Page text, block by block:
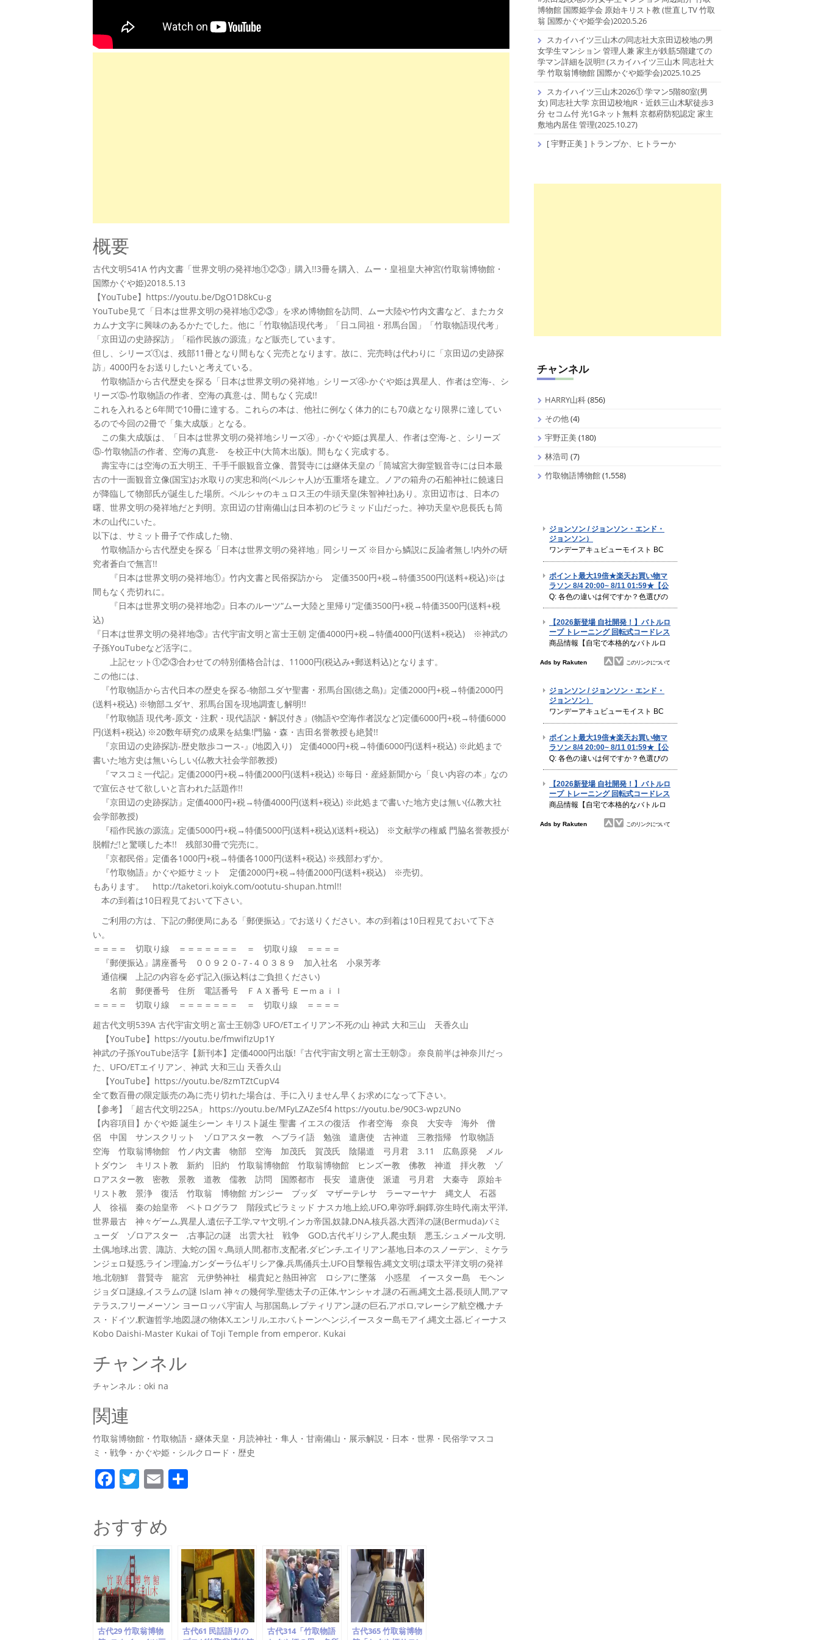
概要
古代文明541A 竹内文書「世界文明の発祥地①②③」購入!!3冊を購入、ムー・皇祖皇大神宮(竹取翁博物館・
国際かぐや姫)2018.5.13
【YouTube】https://youtu.be/DgO1D8kCu-g
YouTube見て「日本は世界文明の発祥地①②③」を求め博物館を訪問、ムー大陸や竹内文書など、またカタ
カムナ文字に興味のあるかたでした。他に「竹取物語現代考」「日ユ同祖・邪馬台国」「竹取物語現代考」
「京田辺の史跡探訪」「稲作民族の源流」など販売しています。
但し、シリーズ①は、残部11冊となり間もなく完売となります。故に、完売時は代わりに「京田辺の史跡探
訪」4000円をお送りしたいと考えている。
竹取物語から古代歴史を探る「日本は世界文明の発祥地」シリーズ④-かぐや姫は異星人、作者は空海-、シ
リーズ⑤-竹取物語の作者、空海の真意-は、間もなく完成!!
これを入れると6年間で10冊に達する。これらの本は、他社に例なく体力的にも70歳となり限界に達してい
るので今回の2冊で「集大成版」となる。
この集大成版は、「日本は世界文明の発祥地シリーズ④」-かぐや姫は異星人、作者は空海-と、シリーズ
⑤-竹取物語の作者、空海の真意- を校正中(大筒木出版)。間もなく完成する。
壽宝寺には空海の五大明王、千手千眼観音立像、普賢寺には継体天皇の「筒城宮大御堂観音寺には日本最
古の十一面観音立像(国宝)お水取りの実忠和尚(ペルシャ人)が五重塔を建立。ノアの箱舟の石船神社に饒速日
が降臨して物部氏が誕生した場所。ペルシャのキュロス王の牛頭天皇(朱智神社)あり。京田辺市は、日本の
曙、世界文明の発祥地だと判明。京田辺の甘南備山は日本初のピラミッド山だった。神功天皇や息長氏も筒
木の山代にいた。
以下は、サミット冊子で作成した物、
竹取物語から古代歴史を探る「日本は世界文明の発祥地」同シリーズ ※目から鱗説に反論者無し!内外の研
究者蒼白で無言!!
『日本は世界文明の発祥地①』竹内文書と民俗探訪から 定価3500円+税→特価3500円(送料+税込)※は
間もなく売切れに。
『日本は世界文明の発祥地②』日本のルーツ“ムー大陸と里帰り”定価3500円+税→特価3500円(送料+税
込)
『日本は世界文明の発祥地③』古代宇宙文明と富士王朝 定価4000円+税→特価4000円(送料+税込) ※神武の
子孫YouTubeなど活字に。
上記セット①②③合わせての特別価格合計は、11000円(税込み+郵送料込)となります。
この他には、
『竹取物語から古代日本の歴史を探る-物部ユダヤ聖書・邪馬台国(徳之島)』定価2000円+税→特価2000円
(送料+税込) ※物部ユダヤ、邪馬台国を現地調査し解明!!
『竹取物語 現代考-原文・注釈・現代語訳・解説付き』(物語や空海作者説など)定価6000円+税→特価6000
円(送料+税込) ※20数年研究の成果を結集!門脇・森・吉田名誉教授も絶賛!!
『京田辺の史跡探訪-歴史散歩コース-』(地図入り) 定価4000円+税→特価6000円(送料+税込) ※此処まで
書いた地方史は無いらしい(仏教大社会学部教授)
『マスコミ一代記』定価2000円+税→特価2000円(送料+税込) ※毎日・産経新聞から「良い内容の本」なの
で宣伝させて欲しいと言われた話題作!!
『京田辺の史跡探訪』定価4000円+税→特価4000円(送料+税込) ※此処まで書いた地方史は無い(仏教大社
会学部教授)
『稲作民族の源流』定価5000円+税→特価5000円(送料+税込)(送料+税込) ※文献学の権威 門脇名誉教授が
脱帽だ!と驚嘆した本!! 残部30冊で完売に。
『京都民俗』定価各1000円+税→特価各1000円(送料+税込) ※残部わずか。
『竹取物語』かぐや姫サミット 定価2000円+税→特価2000円(送料+税込) ※売切。
もあります。 http://taketori.koiyk.com/ootutu-shupan.html!!
本の到着は10日程見ておいて下さい。
ご利用の方は、下記の郵便局にある「郵便振込」でお送りください。本の到着は10日程見ておいて下さ
い。
＝＝＝＝ 切取り線 ＝＝＝＝＝＝＝ ＝ 切取り線 ＝＝＝＝
『郵便振込』講座番号 ００９２０-７-４０３８９ 加入社名 小泉芳孝
通信欄 上記の内容を必ず記入(振込料はご負担ください)
名前 郵便番号 住所 電話番号 ＦＡＸ番号 Ｅーｍａｉｌ
＝＝＝＝ 切取り線 ＝＝＝＝＝＝＝ ＝ 切取り線 ＝＝＝＝
超古代文明539A 古代宇宙文明と富士王朝③ UFO/ETエイリアン不死の山 神武 大和三山 天香久山
【YouTube】https://youtu.be/fmwifIzUp1Y
神武の子孫YouTube活字【新刊本】定価4000円出版!『古代宇宙文明と富士王朝③』 奈良前半は神奈川だっ
た、UFO/ETエイリアン、神武 大和三山 天香久山
【YouTube】https://youtu.be/8zmTZtCupV4
全て数百冊の限定販売の為に売り切れた場合は、手に入りません早くお求めになって下さい。
【参考】「超古代文明225A」 https://youtu.be/MFyLZAZe5f4 https://youtu.be/90C3-wpzUNo
【内容項目】かぐや姫 誕生シーン キリスト誕生 聖書 イエスの復活 作者空海 奈良 大安寺 海外 僧
侶 中国 サンスクリット ゾロアスター教 ヘブライ語 勉強 遣唐使 古神道 三教指帰 竹取物語
空海 竹取翁博物館 竹ノ内文書 物部 空海 加茂氏 賀茂氏 陰陽道 弓月君 3.11 広島原発 メル
トダウン キリスト教 新約 旧約 竹取翁博物館 竹取翁博物館 ヒンズー教 佛教 神道 拝火教 ゾ
ロアスター教 密教 景教 道教 儒教 訪問 国際都市 長安 遣唐使 派遣 弓月君 大秦寺 原始キ
リスト教 景浄 復活 竹取翁 博物館 ガンジー ブッダ マザーテレサ ラーマーヤナ 縄文人 石器
人 徐福 秦の始皇帝 ペトログラフ 階段式ピラミッド ナスカ地上絵,UFO,卑弥呼,銅鐸,弥生時代,南太平洋,
世界最古 神々ゲーム,異星人,遺伝子工学,マヤ文明,インカ帝国,奴隷,DNA,核兵器,大西洋の謎(Bermuda)バミ
ューダ ゾロアスター ,古事記の謎 出雲大社 戦争 GOD,古代ギリシア人,爬虫類 悪玉,シュメール文明,
土偶,地球,出雲、諏訪、大蛇の国々,鳥頭人間,都市,支配者,ダビンチ,エイリアン基地,日本のスノーデン、ミケラ
ンジェロ疑惑,ライン理論,ガンダーラ仏ギリシア像,兵馬俑兵士,UFO目撃報告,縄文文明は環太平洋文明の発祥
地,北朝鮮 普賢寺 籠宮 元伊勢神社 楊貴妃と熱田神宮 ロシアに墜落 小惑星 イースター島 モヘン
ジョダロ謎線,イスラムの謎 Islam 神々の幾何学,聖徳太子の正体,ヤンシャオ,謎の石画,縄文土器,長頭人間,アマ
テラス,フリーメーソン ヨーロッパ,宇宙人 与那国島,レプティリアン,謎の巨石,アポロ,マレーシア航空機,ナチ
ス・ドイツ,釈迦哲学,地図,謎の物体X,エンリル,エホバ,トーンヘンジ,イースター島モアイ,縄文土器,ビィーナス
Kobo Daishi-Master Kukai of Toji Temple from emperor. Kukai
チャンネル
チャンネル：oki na
関連
竹取翁博物館・竹取物語・継体天皇・月読神社・隼人・甘南備山・展示解説・日本・世界・民俗学マスコ
ミ・戦争・かぐや姫・シルクロード・歴史
F
c
e
b
o
o
k
T
itt
er
E
ai
l
おすすめ
古代29 竹取翁博物
古代61 民話語りの
古代314「竹取物語
古代365 竹取翁博物
博物館 国際姫学会 原始キリスト教 (世直しTV 竹取
翁 国際かぐや姫学会)2020.5.26
スカイハイツ三山木の同志社大京田辺校地の男
女学生マンション 管理人兼 家主が鉄筋5階建ての
学マン詳細を説明!! (スカイハイツ三山木 同志社大
学 竹取翁博物館 国際かぐや姫学会)2025.10.25
スカイハイツ三山木2026① 学マン5階80室(男
女) 同志社大学 京田辺校地JR・近鉄三山木駅徒歩3
分 セコム付 光1Gネット無料 京都府防犯認定 家主
敷地内居住 管理(2025.10.27)
[ 宇野正美 ] トランプか、ヒトラーか
チャンネル
HARRY山科(856)
その他(4)
宇野正美(180)
林浩司 (7)
竹取物語博物館(1,558)